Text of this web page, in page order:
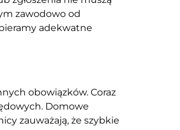
zawodowo od
adekwatne
obowiązków. Coraz
Domowe
zauważają, że szybkie